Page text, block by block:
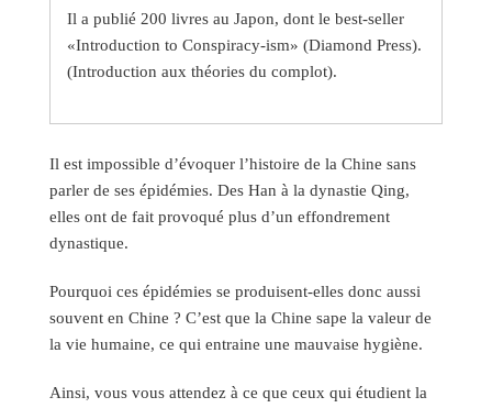
Il a publié 200 livres au Japon, dont le best-seller
«Introduction to Conspiracy-ism» (Diamond Press).
(Introduction aux théories du complot).
Il est impossible d’évoquer l’histoire de la Chine sans
parler de ses épidémies. Des Han à la dynastie Qing,
elles ont de fait provoqué plus d’un effondrement
dynastique.
Pourquoi ces épidémies se produisent-elles donc aussi
souvent en Chine ? C’est que la Chine sape la valeur de
la vie humaine, ce qui entraine une mauvaise hygiène.
Ainsi, vous vous attendez à ce que ceux qui étudient la